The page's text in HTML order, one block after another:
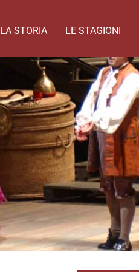
LA STORIA LE STAGIONI